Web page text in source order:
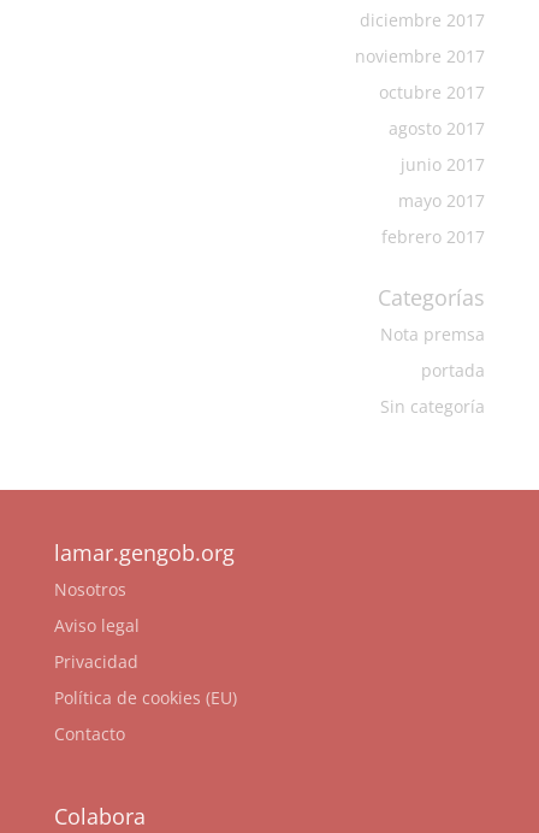
diciembre 2017
noviembre 2017
octubre 2017
agosto 2017
junio 2017
mayo 2017
febrero 2017
Categorías
Nota premsa
portada
Sin categoría
lamar.gengob.org
Nosotros
Aviso legal
Privacidad
Política de cookies (EU)
Contacto
Colabora